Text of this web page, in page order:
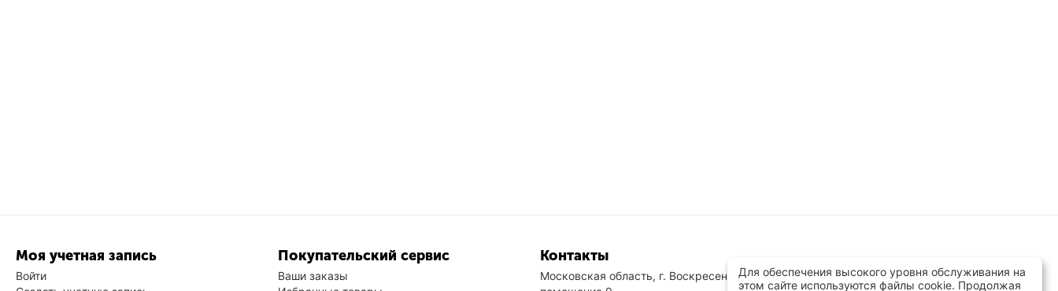
Моя учетная запись
Войти
Покупательский сервис
Ваши заказы
Контакты
Московская область, г. Воскресенск, ул.Заводская д.8 стр.1Для обеспечения высокого уровня обслуживания на
этом сайте используются файлы cookie. Продолжая